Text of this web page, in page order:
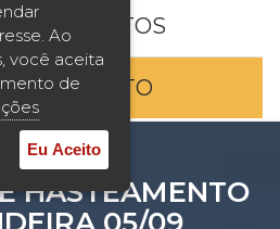
DESCONTOS
CONTATO
HASTEAMENTO
Ao
você aceita
de
Eu Aceito